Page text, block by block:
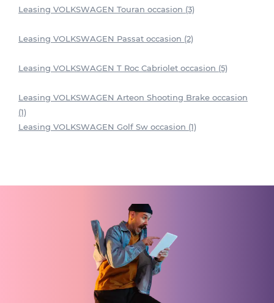
Leasing VOLKSWAGEN Touran occasion (3)
Leasing VOLKSWAGEN Passat occasion (2)
Leasing VOLKSWAGEN T Roc Cabriolet occasion (5)
Leasing VOLKSWAGEN Arteon Shooting Brake occasion
(1)
Leasing VOLKSWAGEN Golf Sw occasion (1)